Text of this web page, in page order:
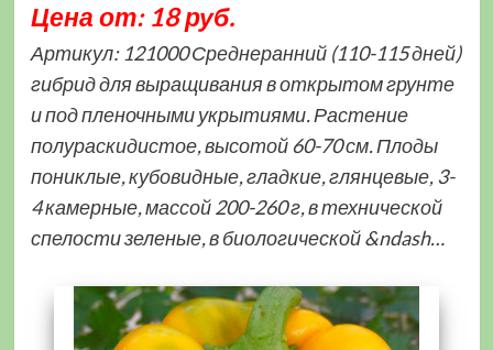
Цена от: 18 руб.
Артикул: 121000 Среднеранний (110-115 дней)
гибрид для выращивания в открытом грунте
и под пленочными укрытиями. Растение
полураскидистое, высотой 60-70 см. Плоды
пониклые, кубовидные, гладкие, глянцевые, 3-
4 камерные, массой 200-260 г, в технической
спелости зеленые, в биологической &ndash…